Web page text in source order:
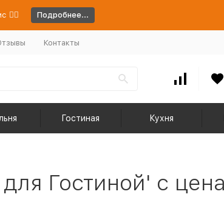
Подробнее...
Контакты
Гостиная Кухня
Гостиной' с